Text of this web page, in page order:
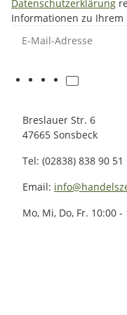
Datenschutzerklärung
Informationen zu
Breslauer Str. 6
47665 Sonsbeck
Tel: (02838) 838 90 51
Email:
Mo, Mi, Do, Fr. 10:00